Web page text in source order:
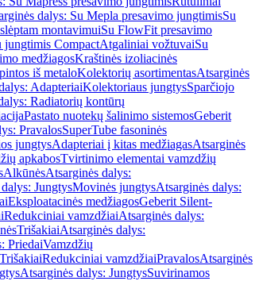
dalys: Su Mepla presavimo jungtimisSu
montavimuiSu FlowFit presavimo
jungtimis CompactAtgaliniai vožtuvaiSu
medžiagosKraštinės izoliacinės
iš metaloKolektorių asortimentasAtsarginės
AdapteriaiKolektoriaus jungtysSparčiojo
Radiatorių kontūrų
Pastato nuotekų šalinimo sistemosGeberit
PravalosSuperTube fasoninės
jungtysAdapteriai į kitas medžiagasAtsarginės
apkabosTvirtinimo elementai vamzdžių
AlkūnėsAtsarginės dalys:
JungtysMovinės jungtysAtsarginės dalys:
Eksploatacinės medžiagosGeberit Silent-
Redukciniai vamzdžiaiAtsarginės dalys:
TrišakiaiAtsarginės dalys:
PriedaiVamzdžių
TrišakiaiRedukciniai vamzdžiaiPravalosAtsarginės
Atsarginės dalys: JungtysSuvirinamos